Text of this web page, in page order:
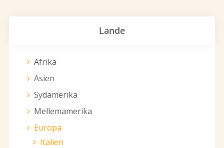
Lande
Afrika
Asien
Sydamerika
Mellemamerika
Europa
Italien